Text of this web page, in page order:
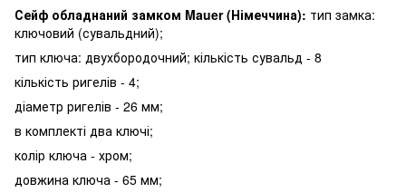
Сейф обладнаний замком Mauer (Німеччина): тип замка:
ключовий (сувальдний);
тип ключа: двухбородочний; кількість сувальд - 8
кількість ригелів - 4;
діаметр ригелів - 26 мм;
в комплекті два ключі;
колір ключа - хром;
довжина ключа - 65 мм;